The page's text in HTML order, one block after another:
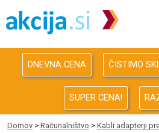
Gaming
Odprodaja
Računalništvo
Računalništvo za podjetja
DNEVNA CENA ČISTIMO
SUPER CENA!
Domov > Računalništvo > Kabli adapterji